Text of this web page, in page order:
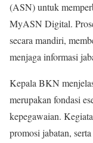
(ASN) untuk
MyASN Digital.
secara mandiri,
menjaga informasi
Kepala BKN
merupakan fondasi
kepegawaian.
promosi jabatan,